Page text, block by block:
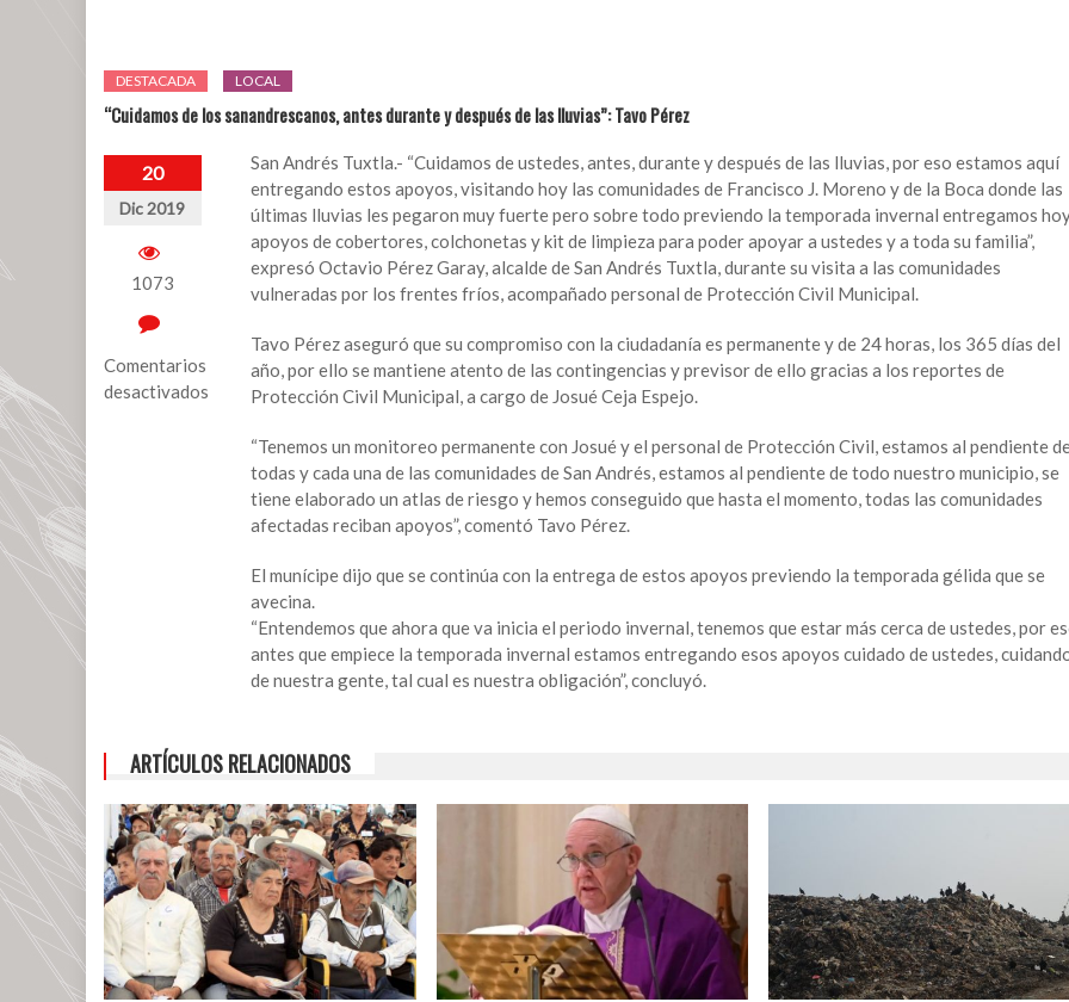
DESTACADA LOCAL
“Cuidamos de los sanandrescanos, antes durante y después de las lluvias”: Tavo Pérez
20
Dic 2019
1073
Comentarios
desactivados
Pérez
San Andrés Tuxtla.- “Cuidamos de ustedes, antes, durante y después de las lluvias, por eso estamos aquí
entregando estos apoyos, visitando hoy las comunidades de Francisco J. Moreno y de la Boca donde las
últimas lluvias les pegaron muy fuerte pero sobre todo previendo la temporada invernal entregamos
apoyos de cobertores, colchonetas y kit de limpieza para poder apoyar a ustedes y a toda su familia”,
expresó Octavio Pérez Garay, alcalde de San Andrés Tuxtla, durante su visita a las comunidades
vulneradas por los frentes fríos, acompañado personal de Protección Civil Municipal.
Tavo Pérez aseguró que su compromiso con la ciudadanía es permanente y de 24 horas, los 365 días del
año, por ello se mantiene atento de las contingencias y previsor de ello gracias a los reportes de
Protección Civil Municipal, a cargo de Josué Ceja Espejo.
“Tenemos un monitoreo permanente con Josué y el personal de Protección Civil, estamos al pendiente
todas y cada una de las comunidades de San Andrés, estamos al pendiente de todo nuestro municipio, se
tiene elaborado un atlas de riesgo y hemos conseguido que hasta el momento, todas las comunidades
afectadas reciban apoyos”, comentó Tavo Pérez.
El munícipe dijo que se continúa con la entrega de estos apoyos previendo la temporada gélida que se
avecina.
“Entendemos que ahora que va inicia el periodo invernal, tenemos que estar más cerca de ustedes, por
antes que empiece la temporada invernal estamos entregando esos apoyos cuidado de ustedes,
de nuestra gente, tal cual es nuestra obligación”, concluyó.
ARTÍCULOS RELACIONADOS